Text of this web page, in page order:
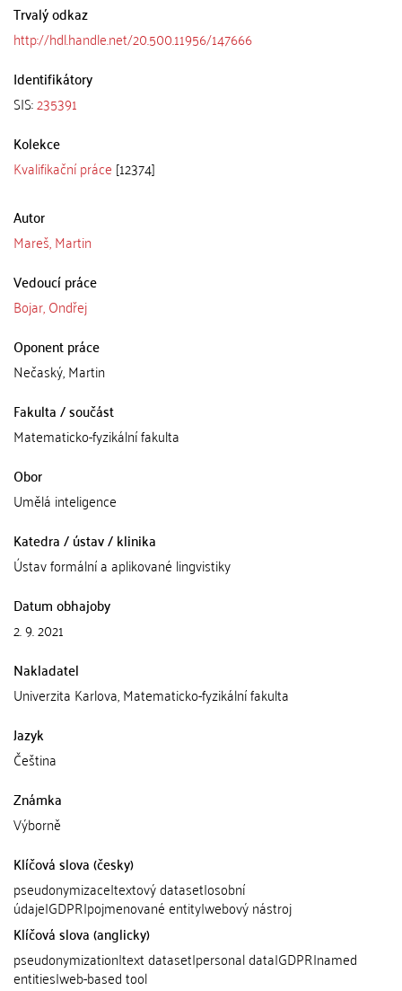
Trvalý odkaz
http://hdl.handle.net/20.500.11956/147666
Identifikátory
SIS:235391
Kolekce
Kvalifikační práce [12374]
Autor
Mareš, Martin
Vedoucí práce
Bojar, Ondřej
Oponent práce
Nečaský, Martin
Fakulta / součást
Matematicko-fyzikální fakulta
Obor
Umělá inteligence
Katedra / ústav / klinika
Ústav formální a aplikované lingvistiky
Datum obhajoby
2. 9. 2021
Nakladatel
Univerzita Karlova, Matematicko-fyzikální fakulta
Jazyk
Čeština
Známka
Výborně
Klíčová slova (česky)
pseudonymizace|textový dataset|osobní
údaje|GDPR|pojmenované entity|webový nástroj
Klíčová slova (anglicky)
pseudonymization|text dataset|personal data|GDPR|named
entities|web-based tool